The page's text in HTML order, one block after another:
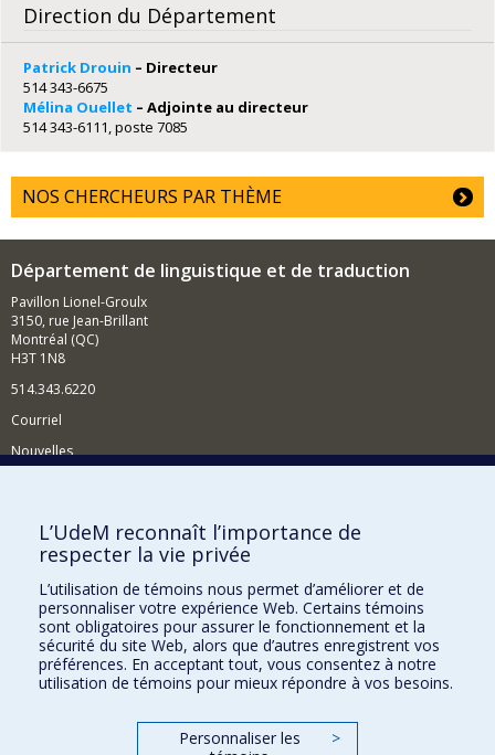
Direction du Département
Patrick Drouin – Directeur
514 343-6675
Mélina Ouellet – Adjointe au directeur
514 343-6111, poste 7085
NOS CHERCHEURS PAR THÈME
Département de linguistique et de traduction
Pavillon Lionel-Groulx
3150, rue Jean-Brillant
Montréal (QC)
H3T 1N8
514.343.6220
Courriel
Nouvelles
Comment soutenir le Département?
BESOIN D'AIDE?
Plan du site
Signaler une erreur
Accessibilité
FACULTÉ DES ARTS ET DES SCIENCES
Nos départements et écoles
L’UdeM reconnaît l’importance de
respecter la vie privée
L’utilisation de témoins nous permet d’améliorer et de
personnaliser votre expérience Web. Certains témoins
sont obligatoires pour assurer le fonctionnement et la
sécurité du site Web, alors que d’autres enregistrent vos
préférences. En acceptant tout, vous consentez à notre
utilisation de témoins pour mieux répondre à vos besoins.
Personnaliser les
>